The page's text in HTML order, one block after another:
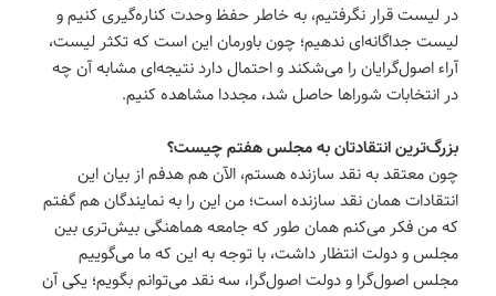
در لیست قرار نگرفتیم، به خاطر حفظ وحدت کناره‌گیری کنیم و
لیست جداگانه‌ای ندهیم؛ چون باورمان این است که تکثر لیست،
آراء اصول‌گرایان را می‌شکند و احتمال دارد نتیجه‌ای مشابه آن چه
در انتخابات شوراها حاصل شد، مجددا مشاهده کنیم.
بزرگ‌ترین انتقادتان به مجلس هفتم چیست؟
چون معتقد به نقد سازنده هستم، الآن هم هدفم از بیان این
انتقادات همان نقد سازنده است؛ من این را به نمایندگان هم گفتم
که من فکر می‌کنم همان طور که جامعه هماهنگی بیش‌تری بین
مجلس و دولت انتظار داشت‌، با توجه به این که ما می‌گوییم
مجلس اصول‌گرا و دولت اصول‌گرا، سه نقد می‌توانم بگویم؛ یکی آن